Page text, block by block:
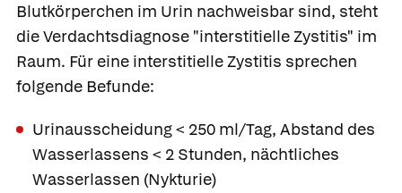
Blutkörperchen im Urin nachweisbar sind, steht
die Verdachtsdiagnose "interstitielle Zystitis" im
Raum. Für eine interstitielle Zystitis sprechen
folgende Befunde:
Urinausscheidung < 250 ml/Tag, Abstand des
Wasserlassens < 2 Stunden, nächtliches
Wasserlassen (Nykturie)